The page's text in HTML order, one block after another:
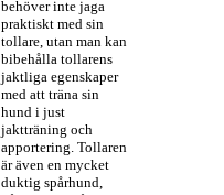
behöver inte jaga
praktiskt med sin
tollare, utan man kan
bibehålla tollarens
jaktliga egenskaper
med att träna sin
hund i just
jaktträning och
apportering. Tollaren
är även en mycket
duktig spårhund,